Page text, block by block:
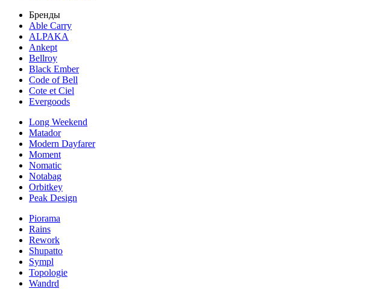
Бренды
Able Carry
ALPAKA
Ankept
Bellroy
Black Ember
Code of Bell
Cote et Ciel
Evergoods
Long Weekend
Matador
Modern Dayfarer
Moment
Nomatic
Notabag
Orbitkey
Peak Design
Piorama
Rains
Rework
Shupatto
Sympl
Topologie
Wandrd